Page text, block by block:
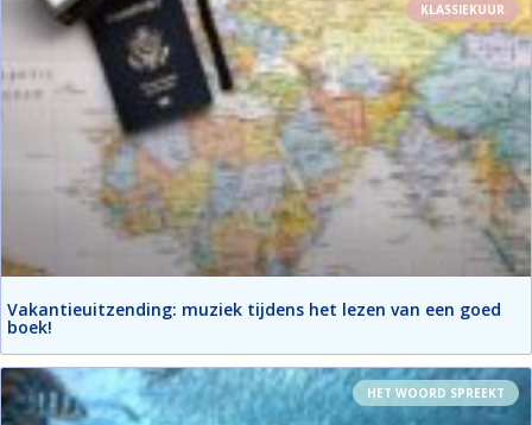
KLASSIEKUUR
Vakantieuitzending: muziek tijdens het lezen van een goed
boek!
HET WOORD SPREEKT